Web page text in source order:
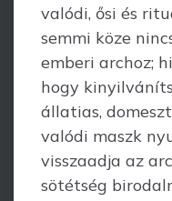
valódi, ősi és
semmi köze
emberi archoz;
hogy
állatias,
valódi maszk
visszaadja az
sötétség